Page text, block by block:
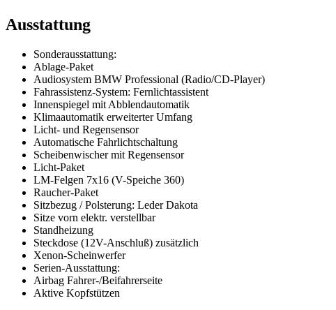
Ausstattung
Sonderausstattung:
Ablage-Paket
Audiosystem BMW Professional (Radio/CD-Player)
Fahrassistenz-System: Fernlichtassistent
Innenspiegel mit Abblendautomatik
Klimaautomatik erweiterter Umfang
Licht- und Regensensor
Automatische Fahrlichtschaltung
Scheibenwischer mit Regensensor
Licht-Paket
LM-Felgen 7x16 (V-Speiche 360)
Raucher-Paket
Sitzbezug / Polsterung: Leder Dakota
Sitze vorn elektr. verstellbar
Standheizung
Steckdose (12V-Anschluß) zusätzlich
Xenon-Scheinwerfer
Serien-Ausstattung:
Airbag Fahrer-/Beifahrerseite
Aktive Kopfstützen